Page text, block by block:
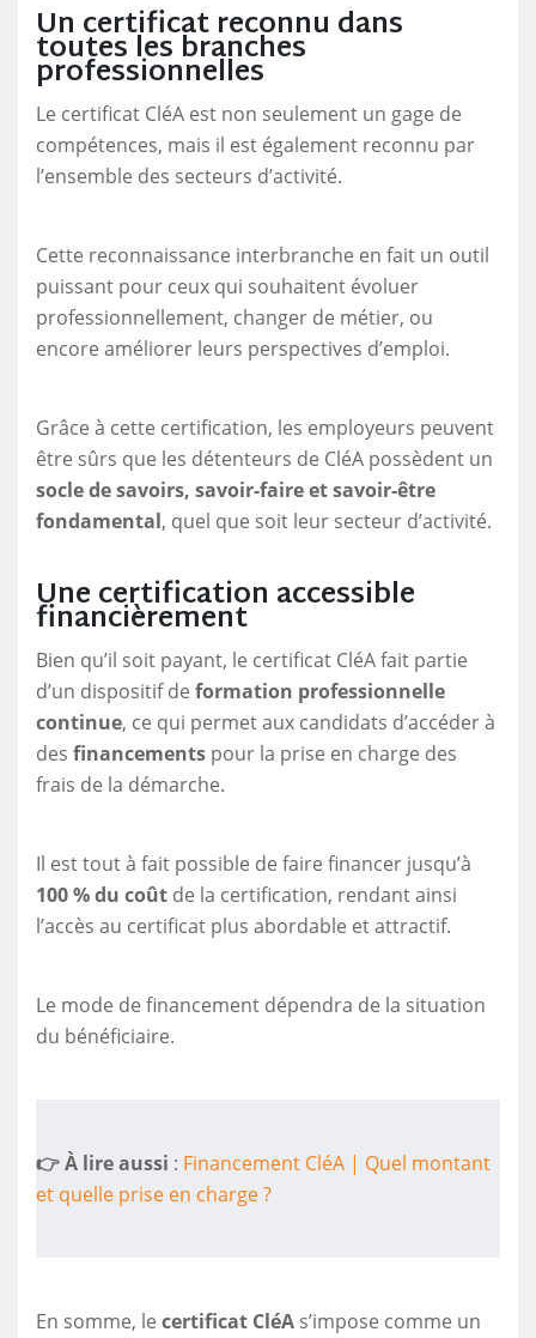
Un certificat reconnu dans
toutes les branches
professionnelles
Le certificat CléA est non seulement un gage de
compétences, mais il est également reconnu par
l’ensemble des secteurs d’activité.
Cette reconnaissance interbranche en fait un outil
puissant pour ceux qui souhaitent évoluer
professionnellement, changer de métier, ou
encore améliorer leurs perspectives d’emploi.
Grâce à cette certification, les employeurs peuvent
être sûrs que les détenteurs de CléA possèdent un
socle de savoirs, savoir-faire et savoir-être
fondamental, quel que soit leur secteur d’activité.
Une certification accessible
financièrement
Bien qu’il soit payant, le certificat CléA fait partie
d’un dispositif de formation professionnelle
continue, ce qui permet aux candidats d’accéder à
des financements pour la prise en charge des
frais de la démarche.
Il est tout à fait possible de faire financer jusqu’à
100 % du coût de la certification, rendant ainsi
l’accès au certificat plus abordable et attractif.
Le mode de financement dépendra de la situation
du bénéficiaire.
👉 À lire aussi : Financement CléA | Quel montant
et quelle prise en charge ?
En somme, le certificat CléA s’impose comme un